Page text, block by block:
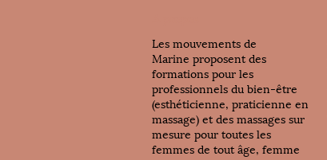
Les mouvements de
Marine proposent des
formations pour les
professionnels du bien-être
(esthéticienne, praticienne en
massage) et des massages sur
mesure pour toutes les
femmes de tout âge, femme